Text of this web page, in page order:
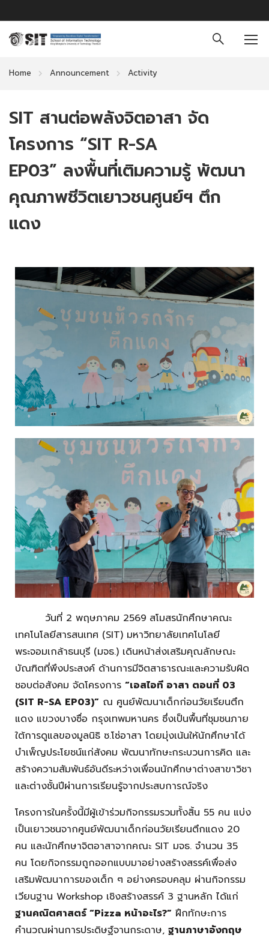
Home Announcement Activity
SIT สานต่อพลังจิตอาสา จัด
โครงการ “SIT R-SA
EP03” ลงพื้นที่เติมความรู้ พัฒนา
คุณภาพชีวิตเยาวชนศูนย์ฯ ตึก
แดง
วันที่ 2 พฤษภาคม 2569 สโมสรนักศึกษาคณะ
เทคโนโลยีสารสนเทศ (SIT) มหาวิทยาลัยเทคโนโลยี
พระจอมเกล้าธนบุรี (มจธ.) เดินหน้าส่งเสริมคุณลักษณะ
บัณฑิตที่พึงประสงค์ ด้านการมีจิตสาธารณะและความรับผิด
ชอบต่อสังคม จัดโครงการ “เอสไอที อาสา ตอนที่ 03
(SIT R-SA EP03)” ณ ศูนย์พัฒนาเด็กก่อนวัยเรียนตึก
แดง แขวงบางซื่อ กรุงเทพมหานคร ซึ่งเป็นพื้นที่ชุมชนภาย
ใต้การดูแลของมูลนิธิ ซ.โซ่อาสา โดยมุ่งเน้นให้นักศึกษาได้
บำเพ็ญประโยชน์แก่สังคม พัฒนาทักษะกระบวนการคิด และ
สร้างความสัมพันธ์อันดีระหว่างเพื่อนนักศึกษาต่างสาขาวิชา
และต่างชั้นปีผ่านการเรียนรู้จากประสบการณ์จริง
โครงการในครั้งนี้มีผู้เข้าร่วมกิจกรรมรวมทั้งสิ้น 55 คน แบ่ง
เป็นเยาวชนจากศูนย์พัฒนาเด็กก่อนวัยเรียนตึกแดง 20
คน และนักศึกษาจิตอาสาจากคณะ SIT มจธ. จำนวน 35
คน โดยกิจกรรมถูกออกแบบมาอย่างสร้างสรรค์เพื่อส่ง
เสริมพัฒนาการของเด็ก ๆ อย่างครอบคลุม ผ่านกิจกรรม
เวียนฐาน Workshop เชิงสร้างสรรค์ 3 ฐานหลัก ได้แก่
ฐานคณิตศาสตร์ “Pizza หน้าอะไร?” ฝึกทักษะการ
คำนวณผ่านการประดิษฐ์จานกระดาษ, ฐานภาษาอังกฤษ